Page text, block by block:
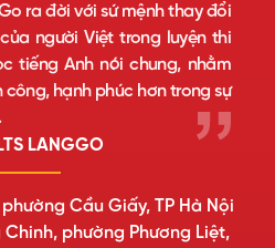
ra đời với sứ mệnh thay đổi
người Việt trong luyện thi
tiếng Anh nói chung, nhằm
hạnh phúc hơn trong sự
LANGGO
phường Cầu Giấy, TP Hà Nội
Chinh, phường Phương Liệt,